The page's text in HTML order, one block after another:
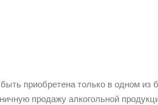
приобретена только в одном из
продажу алкогольной